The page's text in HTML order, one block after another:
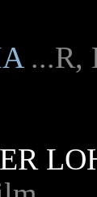
...R,